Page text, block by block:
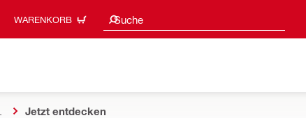
WARENKORB Suche
Suchvorschläge
Jetzt entdecken